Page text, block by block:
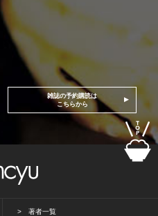
雑誌の予約購読は
こちらから
著者一覧